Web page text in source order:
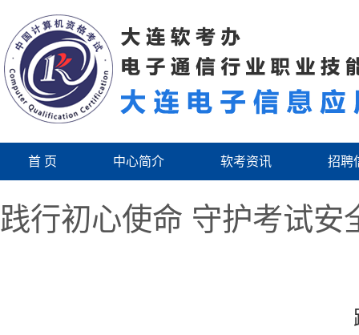
首 页 中心简介 软考资讯 招聘
践行初心使命 守护考试